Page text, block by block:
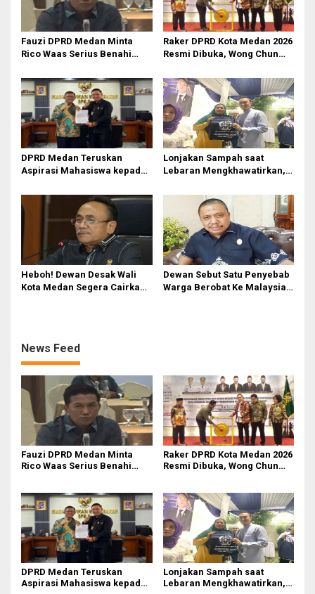
s
Fauzi DPRD Medan Minta
Rico Waas Serius Benahi
Jalan yang Padam
Raker DPRD Kota Medan 2026
Resmi Dibuka, Wong Chun
Digital
DPRD Medan Teruskan
Aspirasi Mahasiswa kepada
Masyarakat DPR RI
Lonjakan Sampah saat
Lebaran Mengkhawatirkan,
Sederhana Kurangi Plastik
dari Rumah
Heboh! Dewan Desak Wali
Kota Medan Segera Cairkan
Dewan Sebut Satu Penyebab
Warga Berobat Ke Malaysia :
News Feed
Fauzi DPRD Medan Minta
Rico Waas Serius Benahi
Raker DPRD Kota Medan 2026
Resmi Dibuka, Wong Chun
DPRD Medan Teruskan
Aspirasi Mahasiswa kepada
Lonjakan Sampah saat
Lebaran Mengkhawatirkan,